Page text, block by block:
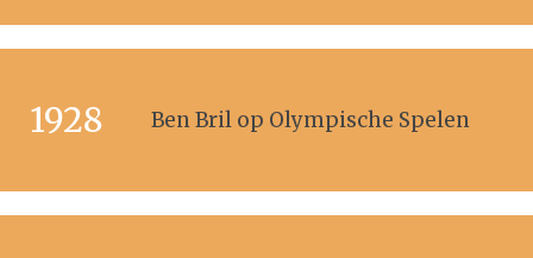
1928 Ben Bril op Olympische Spelen